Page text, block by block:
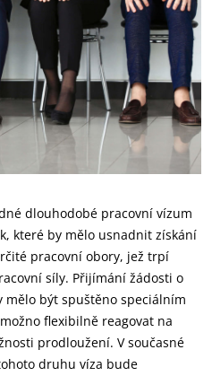
dlouhodobé pracovní vízum
které by mělo usnadnit získání
pracovní obory, jež trpí
síly. Přijímání žádosti o
být spuštěno speciálním
flexibilně reagovat na
prodloužení. V současné
druhu víza bude